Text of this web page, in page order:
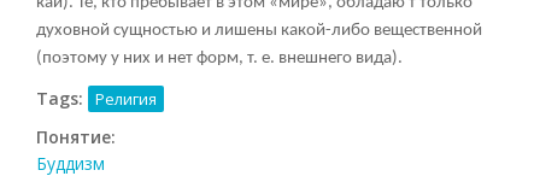
духовной сущностью и лишены какой-либо вещественной
(поэтому у них и нет форм, т. е. внешнего вида).
Tags: Религия
Понятие:
Буддизм